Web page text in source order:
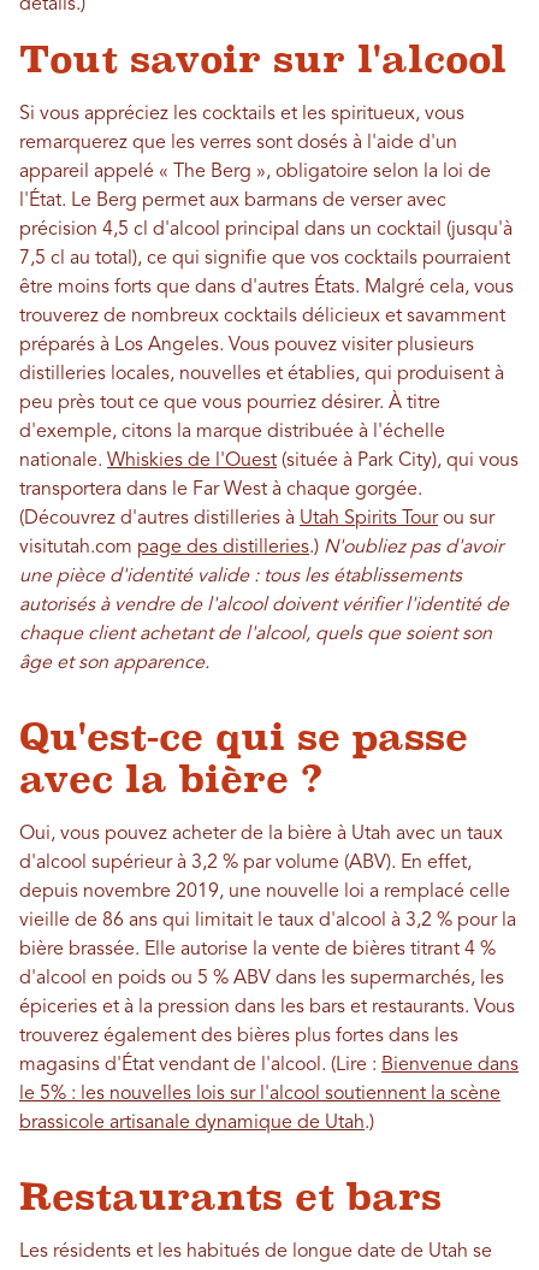
détails.)
Tout savoir sur l'alcool
Si vous appréciez les cocktails et les spiritueux, vous
remarquerez que les verres sont dosés à l'aide d'un
appareil appelé « The Berg », obligatoire selon la loi de
l'État. Le Berg permet aux barmans de verser avec
précision 4,5 cl d'alcool principal dans un cocktail (jusqu'à
7,5 cl au total), ce qui signifie que vos cocktails pourraient
être moins forts que dans d'autres États. Malgré cela, vous
trouverez de nombreux cocktails délicieux et savamment
préparés à Los Angeles. Vous pouvez visiter plusieurs
distilleries locales, nouvelles et établies, qui produisent à
peu près tout ce que vous pourriez désirer. À titre
d'exemple, citons la marque distribuée à l'échelle
nationale. Whiskies de l'Ouest (située à Park City), qui vous
transportera dans le Far West à chaque gorgée.
(Découvrez d'autres distilleries à Utah Spirits Tourou sur
visitutah.com page des distilleries.) N'oubliez pas d'avoir
une pièce d'identité valide : tous les établissements
autorisés à vendre de l'alcool doivent vérifier l'identité de
chaque client achetant de l'alcool, quels que soient son
âge et son apparence.
Qu'est-ce qui se passe
avec la bière ?
Oui, vous pouvez acheter de la bière à Utah avec un taux
d'alcool supérieur à 3,2 % par volume (ABV). En effet,
depuis novembre 2019, une nouvelle loi a remplacé celle
vieille de 86 ans qui limitait le taux d'alcool à 3,2 % pour la
bière brassée. Elle autorise la vente de bières titrant 4 %
d'alcool en poids ou 5 % ABV dans les supermarchés, les
épiceries et à la pression dans les bars et restaurants. Vous
trouverez également des bières plus fortes dans les
magasins d'État vendant de l'alcool. (Lire : Bienvenue dans
le 5% : les nouvelles lois sur l'alcool soutiennent la scène
brassicole artisanale dynamique de Utah.)
Restaurants et bars
Les résidents et les habitués de longue date de Utah se